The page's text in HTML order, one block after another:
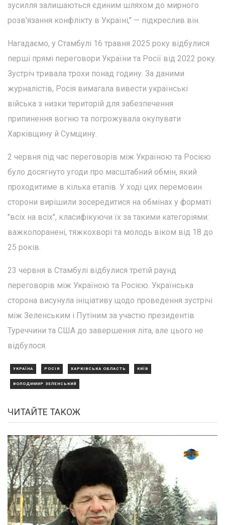
зусилля залишаються єдиним шляхом до мирного
розв'язання конфлікту в Україні," — підкреслив він.
Нагадаємо, у Стамбулі 16 травня 2025 року відбулися
перші прямі переговори України та Росії від 2022 року.
Зустріч тривала трохи понад годину. За даними
журналістів, Росія вимагала вивести українські
війська з низки територій для забезпечення
припинення вогню та погрожувала окупувати
Харківщину й Сумщину.
2 червня під час переговорів між Україною та Росією
було досягнуто угоди про масштабний обмін, який
проходитиме в кілька етапів. У ході цих перемовин
сторони вирішили зосередитися на обмінах у форматі
"всіх на всіх", класифікуючи їх за такими категоріями:
важкопоранені, тяжкохворі та молодь віком від 18 до
25 років.
23 червня в Стамбулі відбулися третій раунд
переговорів між Україною та Росією. Українська
сторона висунула ініціативу щодо проведення зустрічі
між Зеленським і Путіним за участю президентів
Туреччини та США до завершення літа, але цього не
відбулося.
УКРАЇНА РОСІЯ ХАРКІВСЬКА ОБЛАСТЬ КИЇВ
ВОЛОДИМИР ЗЕЛЕНСЬКИЙ
ЧИТАЙТЕ ТАКОЖ